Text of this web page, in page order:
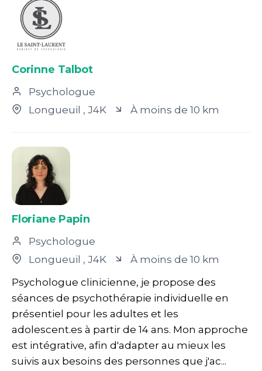
Corinne Talbot
Psychologue
Longueuil , J4K À moins de 10 km
Floriane Papin
Psychologue
Longueuil , J4K
À moins de 10 km
Psychologue clinicienne, je propose des
séances de psychothérapie individuelle en
présentiel pour les adultes et les
adolescent.es à partir de 14 ans. Mon approche
est intégrative, afin d'adapter au mieux les
suivis aux besoins des personnes que j'ac...